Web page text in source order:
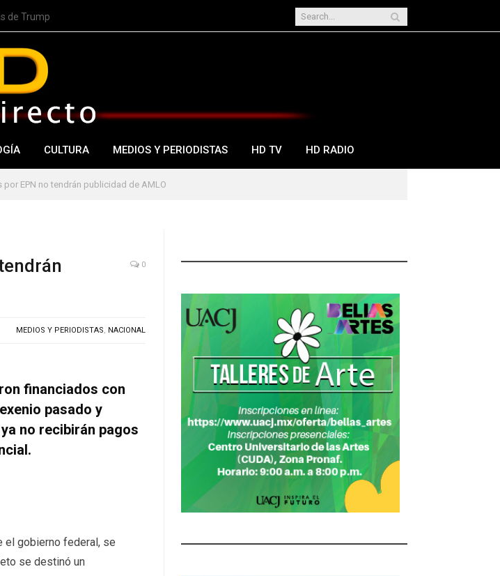
de Trump
CULTURA MEDIOS Y PERIODISTAS HD TV HD RADIO
EPN no tendrán publicidad de AMLO
0
MEDIOS Y PERIODISTAS, NACIONAL
financiados con
pasado y
no recibirán pagos
el gobierno federal, se
se destinó un